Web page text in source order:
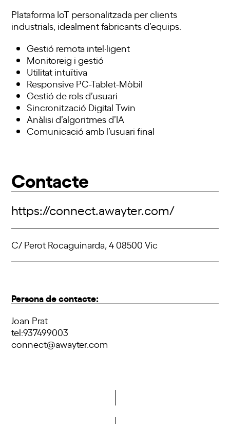
Plataforma IoT personalitzada per clients
industrials, idealment fabricants d’equips.
Gestió remota intel·ligent
Monitoreig i gestió
Utilitat intuïtiva
Responsive PC-Tablet-Mòbil
Gestió de rols d’usuari
Sincronització Digital Twin
Anàlisi d’algoritmes d’IA
Comunicació amb l’usuari final
Contacte
https://connect.awayter.com/
C/ Perot Rocaguinarda, 4 08500 Vic
Persona de contacte:
Joan Prat
tel:937499003
connect@awayter.com